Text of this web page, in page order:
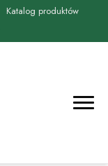
Katalog produktów